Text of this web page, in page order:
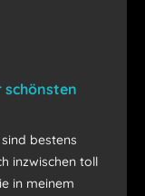
schönsten
bestens
inzwischen toll
in meinem